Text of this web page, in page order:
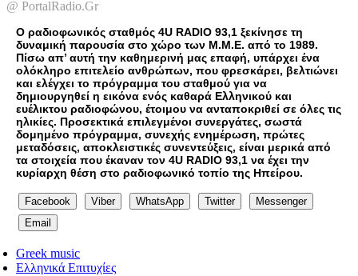
@ PortalRadio.Gr
Ο ραδιοφωνικός σταθμός 4U RADIO 93,1 ξεκίνησε τη
δυναμική παρουσία στο χώρο των Μ.Μ.Ε. από το 1989.
Πίσω απ’ αυτή την καθημερινή μας επαφή, υπάρχει ένα
ολόκληρο επιτελείο ανθρώπων, που φρεσκάρει, βελτιώνει
και ελέγχει το πρόγραμμα του σταθμού για να
δημιουργηθεί η εικόνα ενός καθαρά Ελληνικού και
ευέλικτου ραδιοφώνου, έτοιμου να ανταποκριθεί σε όλες τις
ηλικίες. Προσεκτικά επιλεγμένοι συνεργάτες, σωστά
δομημένο πρόγραμμα, συνεχής ενημέρωση, πρώτες
μεταδόσεις, αποκλειστικές συνεντεύξεις, είναι μερικά από
τα στοιχεία που έκαναν τον 4U RADIO 93,1 να έχει την
κυρίαρχη θέση στο ραδιοφωνικό τοπίο της Ηπείρου.
Facebook Viber WhatsApp Twitter
Messenger
Email
Greek music
Ελληνικά Επιτυχίες